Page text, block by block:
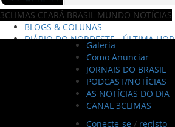
3CLIMAS CEARÁ BRASIL MUNDO NOTÍCIAS
DIÁRIO DO NORDESTE - ÚLTIMA HORA
PODCAST - PONTO DE VISTA
BRASIL DE FATO - ÚLTIMAS NOTÍCIAS
NOTÍCIAS DESTAQUE DO DIA
BRASIL NOTÍCIAS
ÚLTIMAS NOTÍCIAS
NOTÍCIAS TAMBÉM NA TELA
BRASIL MUNDO AO VIVO
O MUNDO É NOTÍCIA
Galeria
Como Anunciar
JORNAIS DO BRASIL
PODCAST/NOTÍCIAS
AS NOTÍCIAS DO DIA
CANAL 3CLIMAS
Conecte-se / registo